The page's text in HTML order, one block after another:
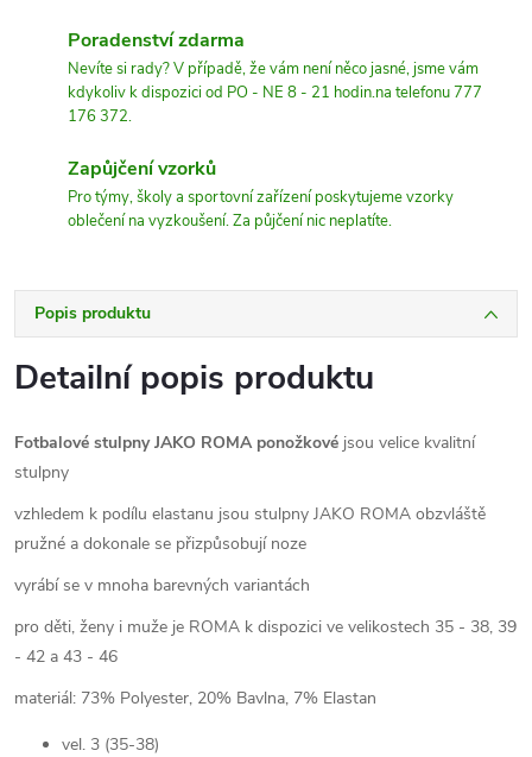
Poradenství zdarma
Nevíte si rady? V případě, že vám není něco jasné, jsme vám
kdykoliv k dispozici od PO - NE 8 - 21 hodin.na telefonu 777
176 372.
Zapůjčení vzorků
Pro týmy, školy a sportovní zařízení poskytujeme vzorky
oblečení na vyzkoušení. Za půjčení nic neplatíte.
Popis produktu
Detailní popis produktu
Fotbalové stulpny JAKO ROMA ponožkové jsou velice kvalitní
stulpny
vzhledem k podílu elastanu jsou stulpny JAKO ROMA obzvláště
pružné a dokonale se přizpůsobují noze
vyrábí se v mnoha barevných variantách
pro děti, ženy i muže je ROMA k dispozici ve velikostech 35 - 38, 39
- 42 a 43 - 46
materiál: 73% Polyester, 20% Bavlna, 7% Elastan
vel. 3 (35-38)